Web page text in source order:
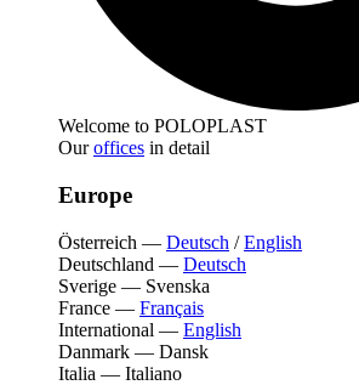
Welcome to POLOPLAST
Ouroffices in detail
Europe
Österreich — Deutsch /English
Deutschland — Deutsch
Sverige — Svenska
France — Français
International — English
Danmark — Dansk
Italia — Italiano